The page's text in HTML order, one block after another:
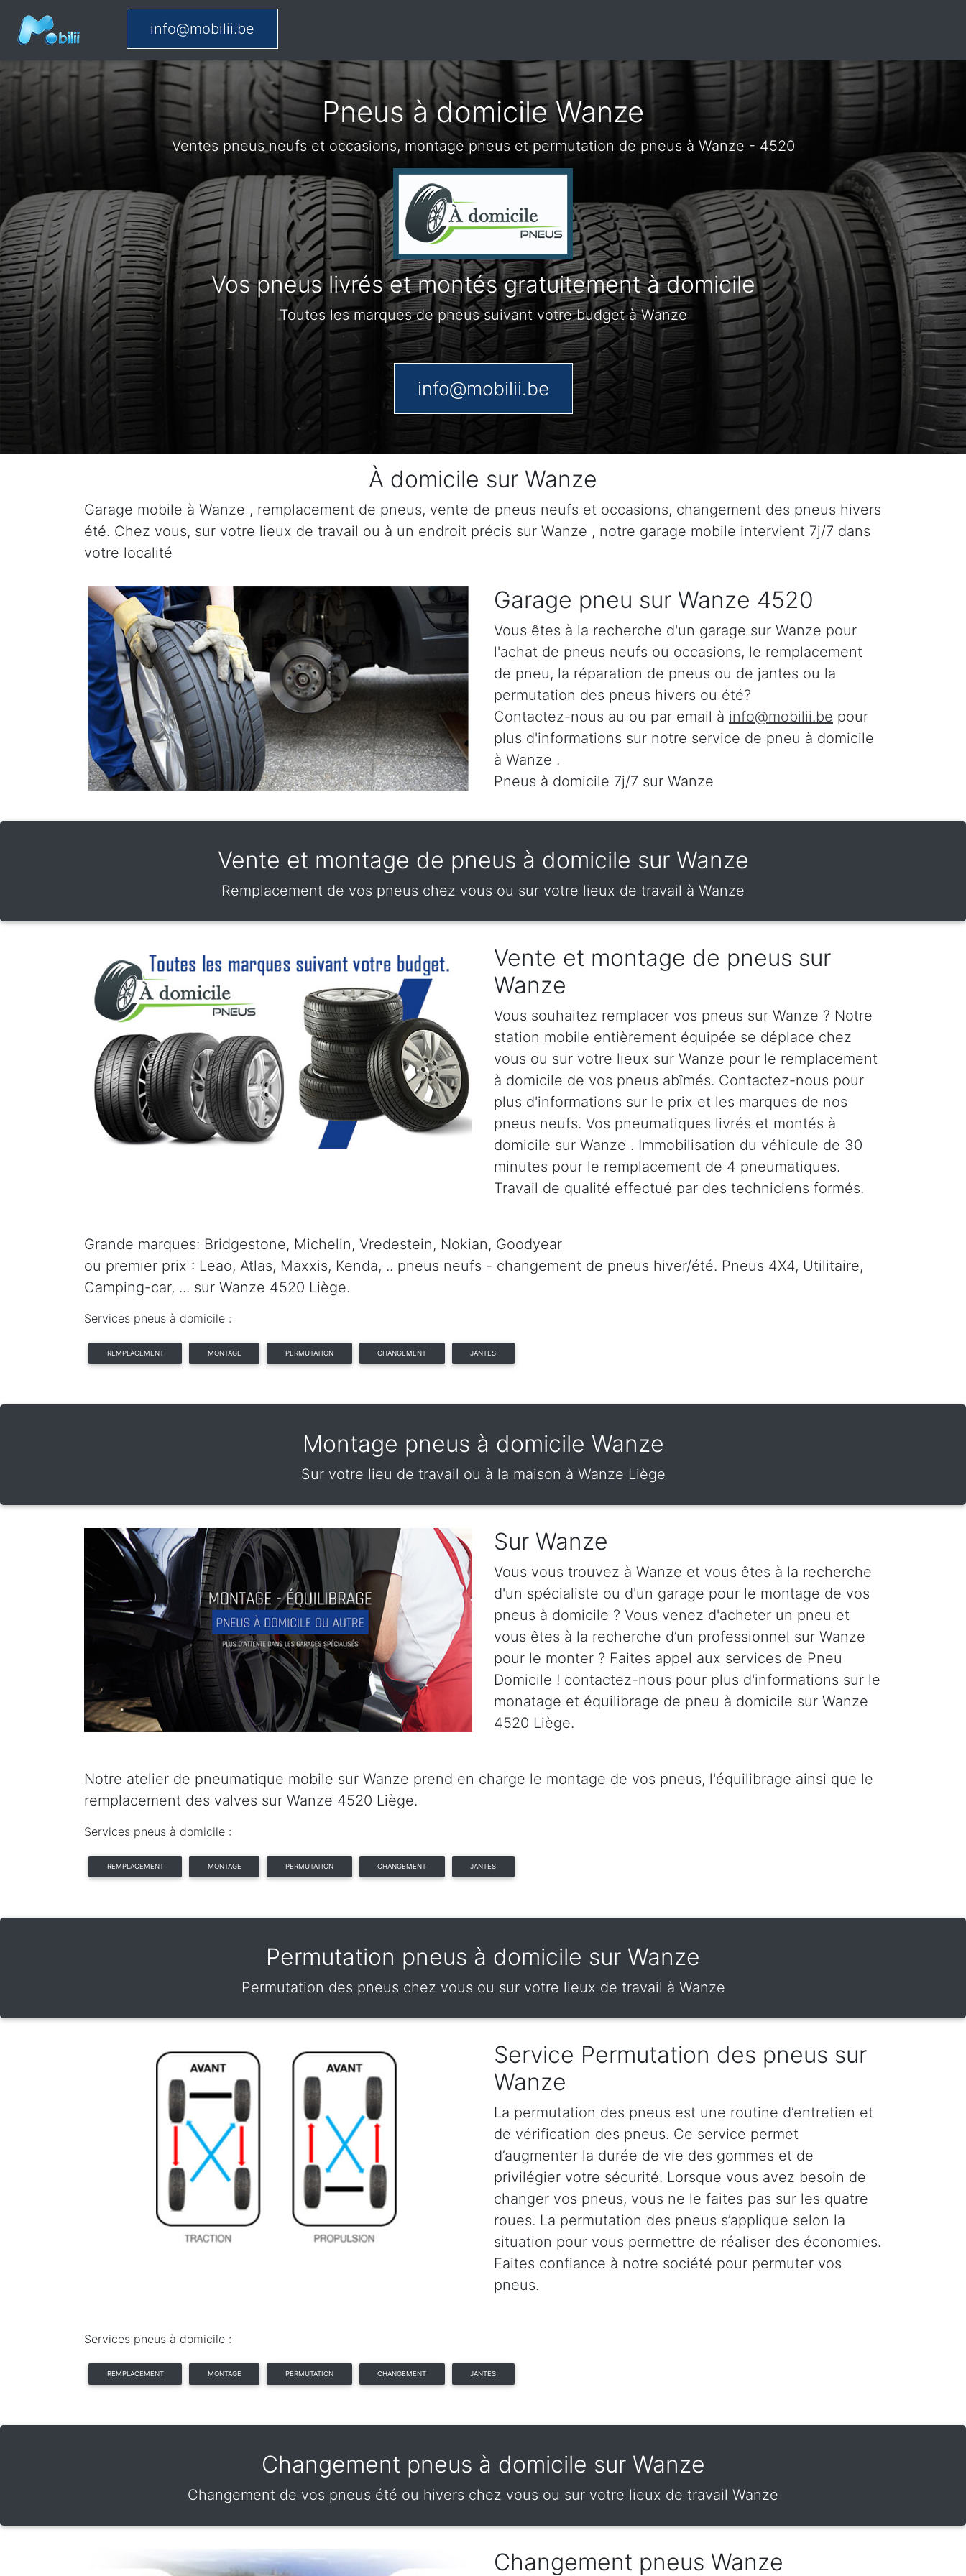
info@mobilii.be
Pneus à domicile Wanze
Ventes pneus neufs et occasions, montage pneus et permutation de pneus à Wanze - 4520
Vos pneus livrés et montés gratuitement à domicile
Toutes les marques de pneus suivant votre budget à Wanze
info@mobilii.be
À domicile sur Wanze
Garage mobile à Wanze , remplacement de pneus, vente de pneus neufs et occasions, changement des pneus hivers
été. Chez vous, sur votre lieux de travail ou à un endroit précis sur Wanze , notre garage mobile intervient 7j/7 dans
votre localité
Garage pneu sur Wanze 4520
Vous êtes à la recherche d'un garage sur Wanze pour
l'achat de pneus neufs ou occasions, le remplacement
de pneu, la réparation de pneus ou de jantes ou la
permutation des pneus hivers ou été?
Contactez-nous au ou par email à info@mobilii.be pour
plus d'informations sur notre service de pneu à domicile
à Wanze .
Pneus à domicile 7j/7 sur Wanze
Vente et montage de pneus à domicile sur Wanze
Remplacement de vos pneus chez vous ou sur votre lieux de travail à Wanze
Vente et montage de pneus sur
Wanze
Vous souhaitez remplacer vos pneus sur Wanze ? Notre
station mobile entièrement équipée se déplace chez
vous ou sur votre lieux sur Wanze pour le remplacement
à domicile de vos pneus abîmés. Contactez-nous pour
plus d'informations sur le prix et les marques de nos
pneus neufs. Vos pneumatiques livrés et montés à
domicile sur Wanze . Immobilisation du véhicule de 30
minutes pour le remplacement de 4 pneumatiques.
Travail de qualité effectué par des techniciens formés.
Grande marques: Bridgestone, Michelin, Vredestein, Nokian, Goodyear
ou premier prix : Leao, Atlas, Maxxis, Kenda, .. pneus neufs - changement de pneus hiver/été. Pneus 4X4, Utilitaire,
Camping-car, ... sur Wanze 4520 Liège.
Services pneus à domicile :
REMPLACEMENT MONTAGE PERMUTATION CHANGEMENT JANTES
Montage pneus à domicile Wanze
Sur votre lieu de travail ou à la maison à Wanze Liège
Sur Wanze
Vous vous trouvez à Wanze et vous êtes à la recherche
d'un spécialiste ou d'un garage pour le montage de vos
pneus à domicile ? Vous venez d'acheter un pneu et
vous êtes à la recherche d’un professionnel sur Wanze
pour le monter ? Faites appel aux services de Pneu
Domicile ! contactez-nous pour plus d'informations sur le
monatage et équilibrage de pneu à domicile sur Wanze
4520 Liège.
Notre atelier de pneumatique mobile sur Wanze prend en charge le montage de vos pneus, l'équilibrage ainsi que le
remplacement des valves sur Wanze 4520 Liège.
Services pneus à domicile :
REMPLACEMENT MONTAGE PERMUTATION CHANGEMENT JANTES
Permutation pneus à domicile sur Wanze
Permutation des pneus chez vous ou sur votre lieux de travail à Wanze
Service Permutation des pneus sur
Wanze
La permutation des pneus est une routine d’entretien et
de vérification des pneus. Ce service permet
d’augmenter la durée de vie des gommes et de
privilégier votre sécurité. Lorsque vous avez besoin de
changer vos pneus, vous ne le faites pas sur les quatre
roues. La permutation des pneus s’applique selon la
situation pour vous permettre de réaliser des économies.
Faites confiance à notre société pour permuter vos
pneus.
Services pneus à domicile :
REMPLACEMENT MONTAGE PERMUTATION CHANGEMENT JANTES
Changement pneus à domicile sur Wanze
Changement de vos pneus été ou hivers chez vous ou sur votre lieux de travail Wanze
Changement pneus Wanze